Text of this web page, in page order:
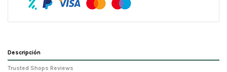
Descripción
Trusted Shops Reviews